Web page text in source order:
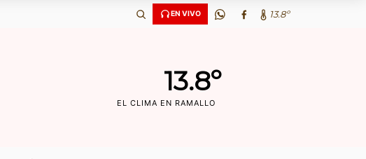
36 AÃ‘OS DE RADIO | EN VIVO 13.8º
13.8º
EL CLIMA EN RAMALLO